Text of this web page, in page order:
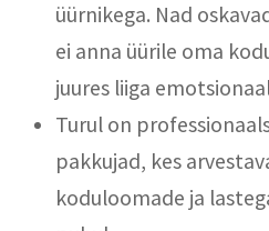
üürnikega. Nad
ei anna üürile oma
juures liiga
Turul on
pakkujad, kes
koduloomade ja